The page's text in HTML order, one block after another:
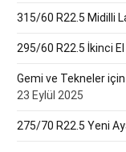
315/60 R22.5 Midilli
295/60 R22.5 İkinci
Gemi ve Tekneler
23 Eylül 2025
275/70 R22.5 Yeni